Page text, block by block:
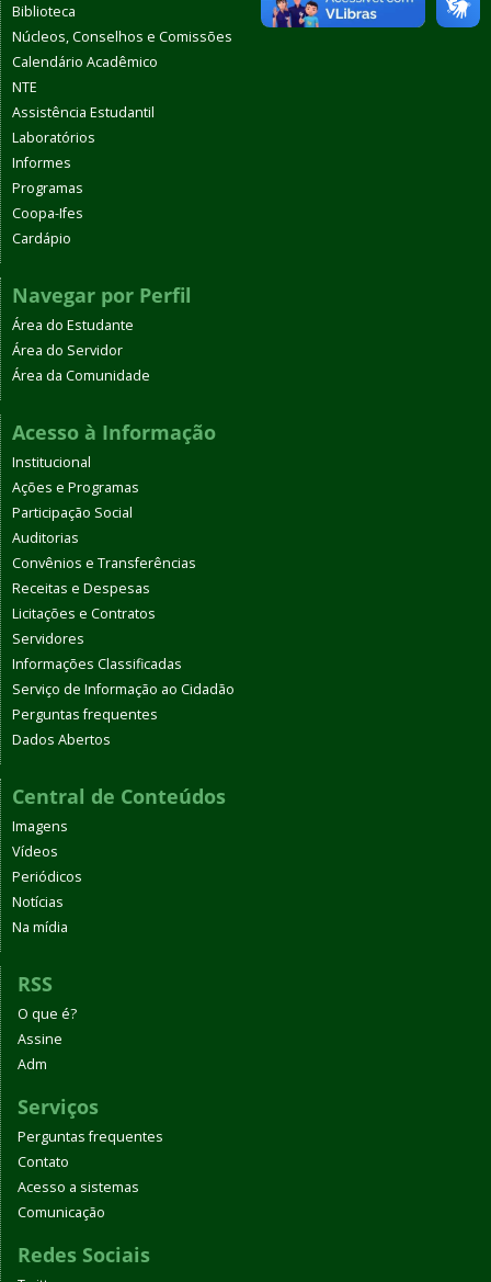
Biblioteca
Núcleos, Conselhos e Comissões
Calendário Acadêmico
NTE
Assistência Estudantil
Laboratórios
Informes
Programas
Coopa-Ifes
Cardápio
Navegar por Perfil
Área do Estudante
Área do Servidor
Área da Comunidade
Acesso à Informação
Institucional
Ações e Programas
Participação Social
Auditorias
Convênios e Transferências
Receitas e Despesas
Licitações e Contratos
Servidores
Informações Classificadas
Serviço de Informação ao Cidadão
Perguntas frequentes
Dados Abertos
Central de Conteúdos
Imagens
Vídeos
Periódicos
Notícias
Na mídia
RSS
O que é?
Assine
Adm
Serviços
Perguntas frequentes
Contato
Acesso a sistemas
Comunicação
Redes Sociais